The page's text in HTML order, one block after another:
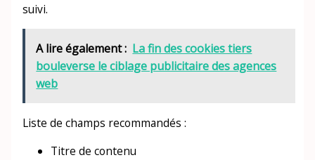
suivi.
A lire également : La fin des cookies tiers
bouleverse le ciblage publicitaire des agences
web
Liste de champs recommandés :
Titre de contenu